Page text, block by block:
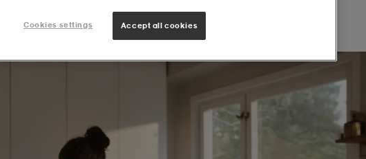
till alla deltagare!
Cookies settings Accept all cookies